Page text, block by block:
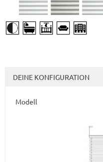
DEINE KONFIGURATION
Modell